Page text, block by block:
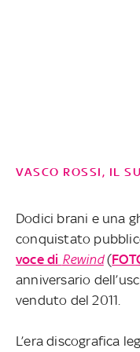
VASCO ROSSI, IL
Dodici brani e una
conquistato
voce di Rewind(
anniversario
venduto del 2011.
L’era discografica